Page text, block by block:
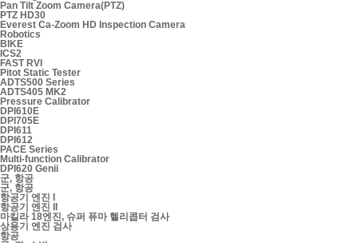
Pan Tilt Zoom Camera(PTZ)
PTZ HD30
Everest Ca-Zoom HD Inspection Camera
Robotics
BIKE
ICS2
FAST RVI
Pitot Static Tester
ADTS500 Series
ADTS405 MK2
Pressure Calibrator
DPI610E
DPI705E
DPI611
DPI612
PACE Series
Multi-function Calibrator
DPI620 Genii
군, 항공
군, 항공
항공기 엔진 I
항공기 엔진 II
마킬라 18엔진, 슈퍼 퓨마 헬리콥터 검사
상용기 엔진 검사
항공